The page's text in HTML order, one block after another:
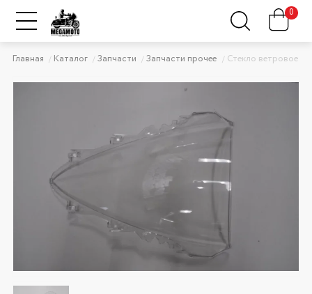
0
Главная Каталог Запчасти Запчасти прочее Стекло ветровое